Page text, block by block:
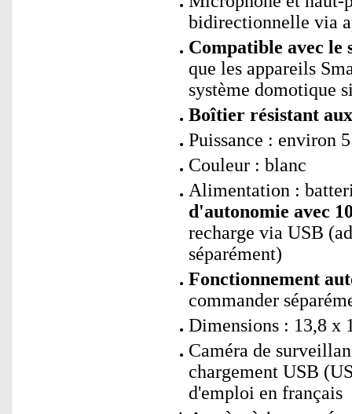
bidirectionnelle via
Compatible avec le
que les appareils
système domotique
Boîtier résistant
Puissance : environ
Couleur : blanc
Alimentation :
d'autonomie avec
recharge via USB
séparément)
Fonctionnement
commander
Dimensions : 13,8 x
Caméra de
chargement USB
d'emploi en français